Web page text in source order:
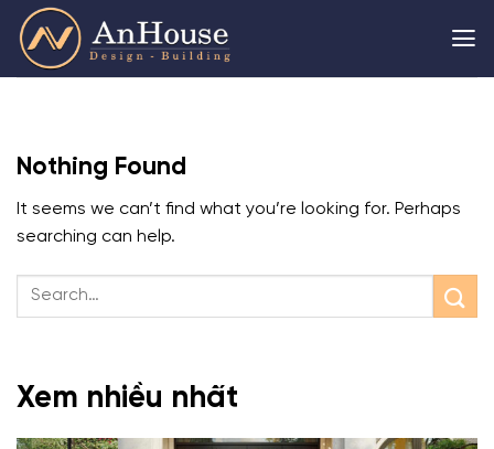
Skip
content
Nothing Found
It seems we can’t find what you’re looking for. Perhaps
searching can help.
Xem nhiều nhất